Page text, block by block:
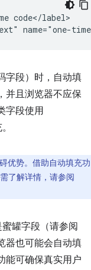
code</label>
字段）时，自动填
并且浏览器不应保
字段使用
优势。借助自动填充功
了解详情，请参阅
罐字段（请参阅
器也可能会自动填
能可确保真实用户